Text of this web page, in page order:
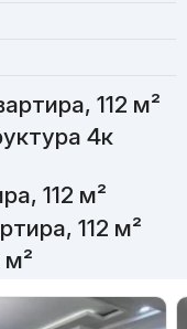
112 м²
4к
112 м²
112 м²
м²